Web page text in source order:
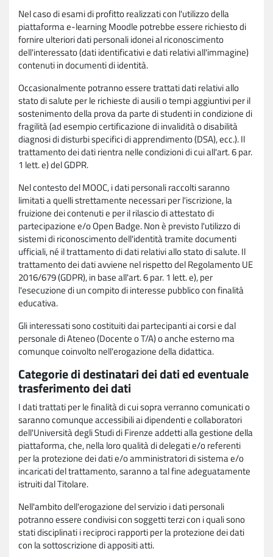
Nel caso di esami di profitto realizzati con l'utilizzo della
piattaforma e-learning Moodle potrebbe essere richiesto di
fornire ulteriori dati personali idonei al riconoscimento
dell'interessato (dati identificativi e dati relativi all'immagine)
contenuti in documenti di identità.
Occasionalmente potranno essere trattati dati relativi allo
stato di salute per le richieste di ausili o tempi aggiuntivi per il
sostenimento della prova da parte di studenti in condizione di
fragilità (ad esempio certificazione di invalidità o disabilità
diagnosi di disturbi specifici di apprendimento (DSA), ecc.). Il
trattamento dei dati rientra nelle condizioni di cui all'art. 6 par.
1 lett. e) del GDPR.
Nel contesto del MOOC, i dati personali raccolti saranno
limitati a quelli strettamente necessari per l'iscrizione, la
fruizione dei contenuti e per il rilascio di attestato di
partecipazione e/o Open Badge. Non è previsto l'utilizzo di
sistemi di riconoscimento dell'identità tramite documenti
ufficiali, né il trattamento di dati relativi allo stato di salute. Il
trattamento dei dati avviene nel rispetto del Regolamento UE
2016/679 (GDPR), in base all'art. 6 par. 1 lett. e), per
l'esecuzione di un compito di interesse pubblico con finalità
educativa.
Gli interessati sono costituiti dai partecipanti ai corsi e dal
personale di Ateneo (Docente o T/A) o anche esterno ma
comunque coinvolto nell'erogazione della didattica.
Categorie di destinatari dei dati ed eventuale
trasferimento dei dati
I dati trattati per le finalità di cui sopra verranno comunicati o
saranno comunque accessibili ai dipendenti e collaboratori
dell'Università degli Studi di Firenze addetti alla gestione della
piattaforma, che, nella loro qualità di delegati e/o referenti
per la protezione dei dati e/o amministratori di sistema e/o
incaricati del trattamento, saranno a tal fine adeguatamente
istruiti dal Titolare.
Nell'ambito dell'erogazione del servizio i dati personali
potranno essere condivisi con soggetti terzi con i quali sono
stati disciplinati i reciproci rapporti per la protezione dei dati
con la sottoscrizione di appositi atti.